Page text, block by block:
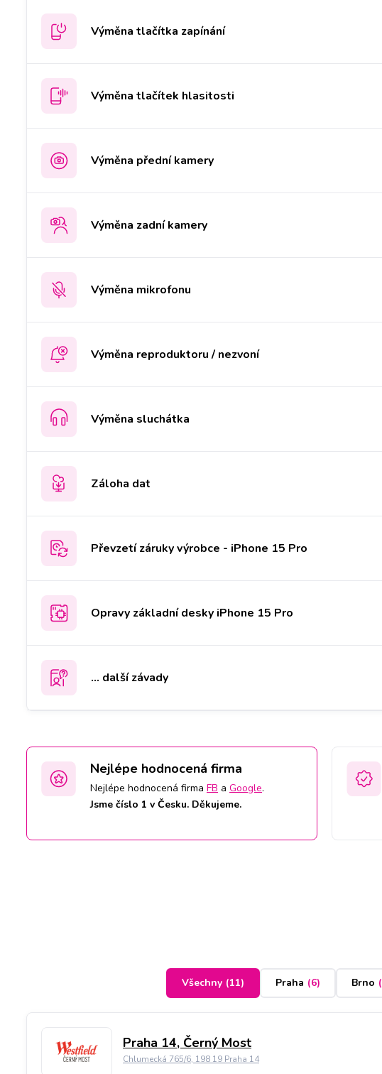
Výměna tlačítka zapínání
Výměna tlačítek hlasitosti
Výměna přední kamery
Výměna zadní kamery
Výměna mikrofonu
Výměna reproduktoru / nezvoní
Výměna sluchátka
Záloha dat
Převzetí záruky výrobce - iPhone 15 Pro
Opravy základní desky iPhone 15 Pro
... další závady
Nejlépe hodnocená firma
Nejlépe hodnocená firma FB a Google.
Jsme číslo 1 v Česku. Děkujeme.
Všechny (11) Praha (6) Brno (
Praha 14, Černý Most
Chlumecká 765/6, 198 19 Praha 14